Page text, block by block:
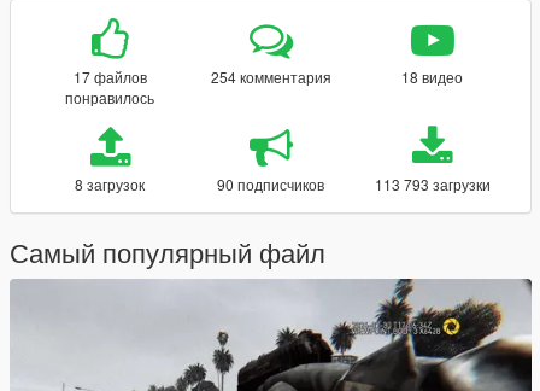
17 файлов
понравилось
254 комментария 18 видео
8 загрузок 90 подписчиков 113 793 загрузки
Самый популярный файл